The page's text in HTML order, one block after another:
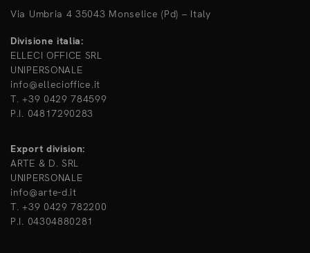
Via Umbria 4 35043 Monselice (Pd) – Italy
Divisione italia:
ELLECI OFFICE SRL
UNIPERSONALE
info@ellecioffice.it
T. +39 0429 784599
P.I. 04817290283
Export division:
ARTE & D. SRL
UNIPERSONALE
info@arte-d.it
T. +39 0429 782200
P.I. 04304880281